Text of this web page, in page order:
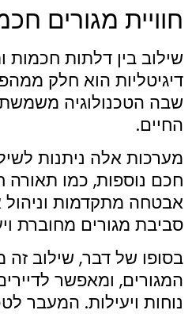
חוויית מגורים
שילוב בין דלתות חכמות
דיגיטליות הוא חלק
שבה הטכנולוגיה
החיים.
מערכות אלה ניתנות
חכם נוספות, כמו
אבטחה מתקדמות וניהול
סביבת מגורים מחוברת
בסופו של דבר, שילוב זה
המגורים, ומאפשר
נוחות ויעילות. המעבר